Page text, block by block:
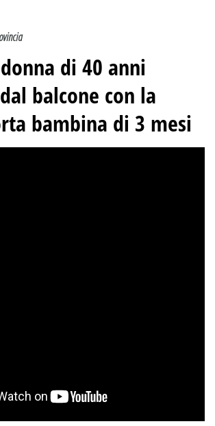
di 40 anni
balcone con la
bambina di 3 mesi